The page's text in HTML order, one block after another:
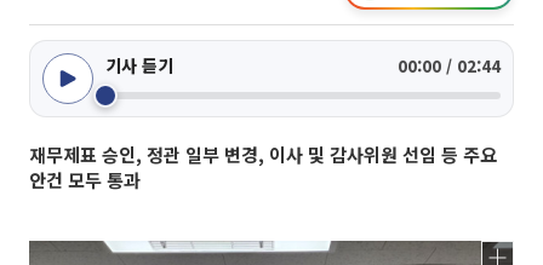
기사 듣기 00:00 / 02:44
재무제표 승인, 정관 일부 변경, 이사 및 감사위원 선임 등 주요
안건 모두 통과